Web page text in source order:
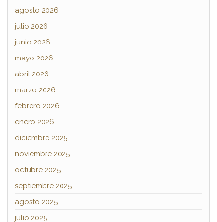
agosto 2026
julio 2026
junio 2026
mayo 2026
abril 2026
marzo 2026
febrero 2026
enero 2026
diciembre 2025
noviembre 2025
octubre 2025
septiembre 2025
agosto 2025
julio 2025